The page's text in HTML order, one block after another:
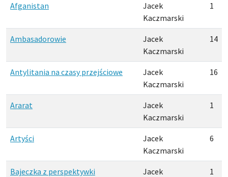
Afganistan
Jacek
Kaczmarski
1
Ambasadorowie
Jacek
Kaczmarski
14
Antylitania na czasy przejściowe
Jacek
Kaczmarski
16
Ararat
Jacek
Kaczmarski
1
Artyści
Jacek
Kaczmarski
6
Bajeczka z perspektywki Jacek 1